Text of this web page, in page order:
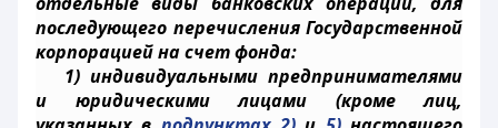
последующего перечисления Государственной
корпорацией на счет фонда:
1) индивидуальными предпринимателями
и юридическими лицами (кроме лиц,